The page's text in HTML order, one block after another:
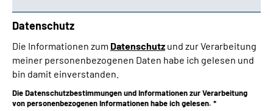
Datenschutz
Die Informationen zum Datenschutz und zur Verarbeitung
meiner personenbezogenen Daten habe ich gelesen und
bin damit einverstanden.
Die Datenschutzbestimmungen und Informationen zur Verarbeitung
von personenbezogenen Informationen habe ich gelesen. *